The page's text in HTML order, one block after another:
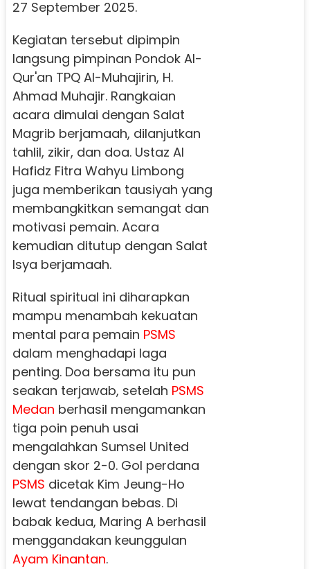
27 September 2025.
Kegiatan tersebut dipimpin
langsung pimpinan Pondok Al-
Qur'an TPQ Al-Muhajirin, H.
Ahmad Muhajir. Rangkaian
acara dimulai dengan Salat
Magrib berjamaah, dilanjutkan
tahlil, zikir, dan doa. Ustaz Al
Hafidz Fitra Wahyu Limbong
juga memberikan tausiyah yang
membangkitkan semangat dan
motivasi pemain. Acara
kemudian ditutup dengan Salat
Isya berjamaah.
Ritual spiritual ini diharapkan
mampu menambah kekuatan
mental para pemain PSMS
dalam menghadapi laga
penting. Doa bersama itu pun
seakan terjawab, setelah PSMS
Medan berhasil mengamankan
tiga poin penuh usai
mengalahkan Sumsel United
dengan skor 2-0. Gol perdana
PSMS dicetak Kim Jeung-Ho
lewat tendangan bebas. Di
babak kedua, Maring A berhasil
menggandakan keunggulan
Ayam Kinantan.